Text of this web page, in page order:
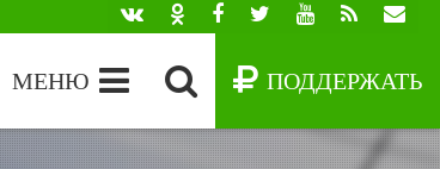
ПОДДЕРЖАТЬ
МЕНЮ